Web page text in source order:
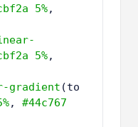
5%
5%
gradient
, #44c767